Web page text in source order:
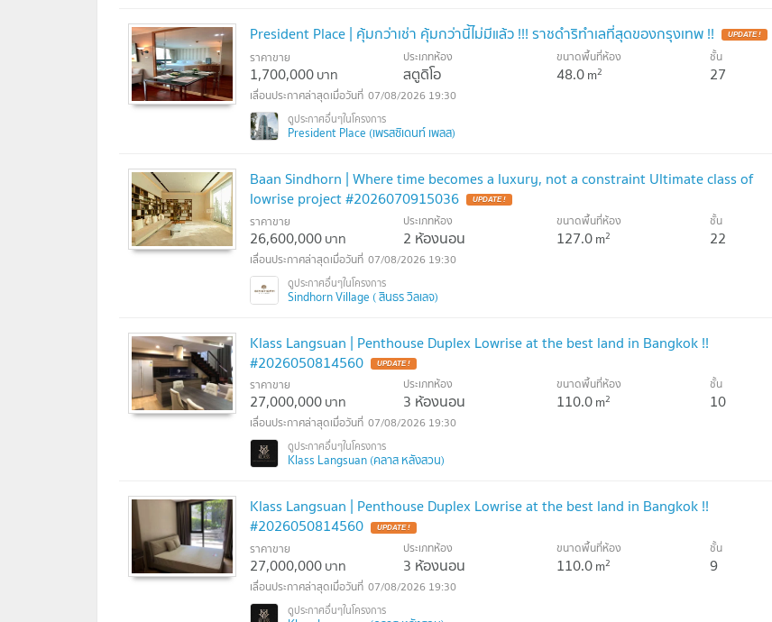
President Place | คุ้มกว่าเช่า คุ้มกว่านี้ไม่มีแล้ว !!! ราชดำริทำเลที่สุดของกรุงเทพ !!
ราคาขาย
1,700,000บาท
ประเภทห้อง
สตูดิโอ
ขนาดพื้นที่ห้อง
48.0m2
ชั้น
27
07/08/2026 19:30
President Place (เพรสซิเดนท์ เพลส)
Baan Sindhorn | Where time becomes a luxury, not a constraint Ultimate class of
lowrise project #2026070915036
ราคาขาย
26,600,000บาท
ประเภทห้อง
2 ห้องนอน
ขนาดพื้นที่ห้อง
127.0m2
ชั้น
22
07/08/2026 19:30
Sindhorn Village ( สินธร วิลเลจ)
Klass Langsuan | Penthouse Duplex Lowrise at the best land in Bangkok !!
#2026050814560
ราคาขาย
27,000,000บาท
ประเภทห้อง
3 ห้องนอน
ขนาดพื้นที่ห้อง
110.0m2
ชั้น
10
07/08/2026 19:30
Klass Langsuan (คลาส หลังสวน)
Klass Langsuan | Penthouse Duplex Lowrise at the best land in Bangkok !!
#2026050814560
ราคาขาย
27,000,000บาท
ประเภทห้อง
3 ห้องนอน
ขนาดพื้นที่ห้อง
110.0m2
ชั้น
9
07/08/2026 19:30